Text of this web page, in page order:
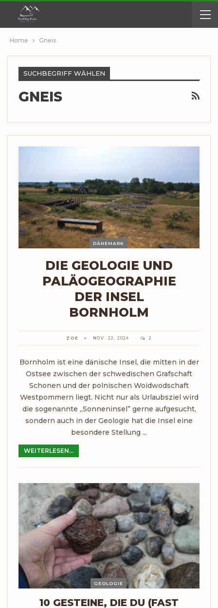
Home Gneis
SUCHBEGRIFF WÄHLEN
GNEIS
DÄNEMARK
DIE GEOLOGIE UND
PALÄOGEOGRAPHIE
DER INSEL
BORNHOLM
ZOE NOV. 22, 2024 2
Bornholm ist eine dänische Insel, die mitten in der
Ostsee zwischen der schwedischen Grafschaft
Schonen und der polnischen Woidwodschaft
Westpommern liegt. Nicht nur als Urlaubsziel wird
die sogenannte „Sonneninsel” gerne aufgesucht,
sondern auch in der Geologie hat die Insel eine
besondere Stellung ...
WEITERLESEN...
GEOLOGIE
10 GESTEINE, DIE DU (FAST